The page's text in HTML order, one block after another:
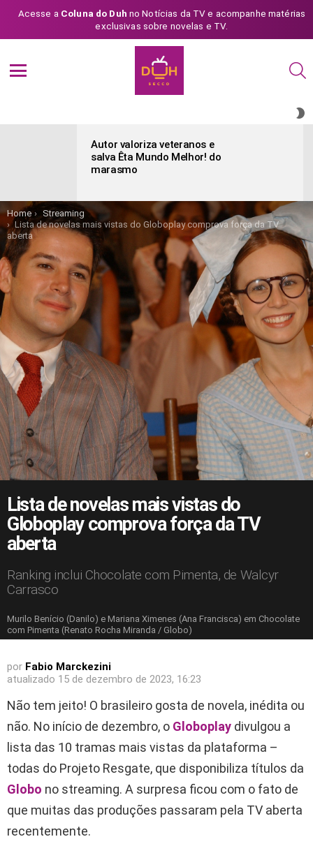
Acesse a Coluna do Duh no Notícias da TV e acompanhe matérias
exclusivas sobre novelas e TV.
Autor valoriza veteranos e
salva Êta Mundo Melhor! do
marasmo
You are here:
Home
Streaming
Lista de novelas mais vistas do Globoplay comprova força da TV
aberta
Lista de novelas mais vistas do
Globoplay comprova força da TV
aberta
Ranking inclui Chocolate com Pimenta, de Walcyr
Carrasco
Murilo Benício (Danilo) e Mariana Ximenes (Ana Francisca) em Chocolate
com Pimenta (Renato Rocha Miranda / Globo)
por Fabio Marckezini
atualizado 15 de dezembro de 2023, 16:23
Não tem jeito! O brasileiro gosta de novela, inédita ou
não. No início de dezembro, o Globoplay divulgou a
lista das 10 tramas mais vistas da plataforma –
todas do Projeto Resgate, que disponibiliza títulos da
Globo no streaming. A surpresa ficou com o fato de
que muitas das produções passaram pela TV aberta
recentemente.